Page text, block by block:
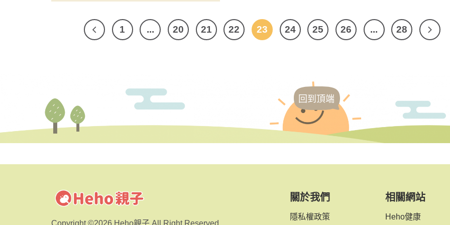
1 ... 20 21 22 23 24 25 26 ... 28
回到頂端
Copyright ©2026 Heho親子 All Right Reserved.
關於我們
隱私權政策
相關網站
Heho健康